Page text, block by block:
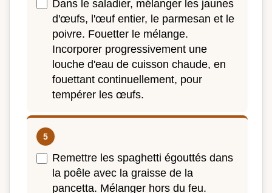
Dans le saladier, mélanger les jaunes
d'œufs, l'œuf entier, le parmesan et le
poivre. Fouetter le mélange.
Incorporer progressivement une
louche d'eau de cuisson chaude, en
fouettant continuellement, pour
tempérer les œufs.
Remettre les spaghetti égouttés dans
la poêle avec la graisse de la
pancetta. Mélanger hors du feu.